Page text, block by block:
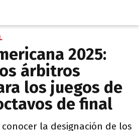
2025:
árbitros
los juegos de
de final
la designación de los